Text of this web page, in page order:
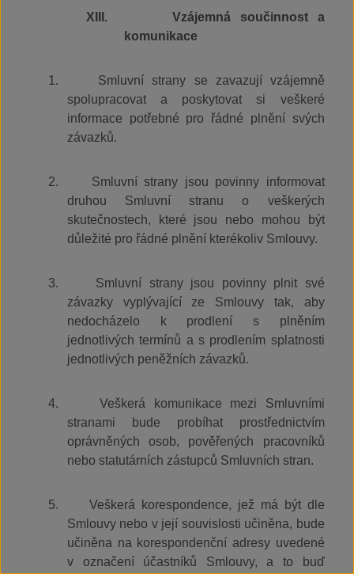
XIII.
Vzájemná součinnost a
komunikace
1.
Smluvní strany se zavazují vzájemně
spolupracovat a poskytovat si veškeré
informace potřebné pro řádné plnění svých
závazků.
2.
Smluvní strany jsou povinny informovat
druhou Smluvní stranu o veškerých
skutečnostech, které jsou nebo mohou být
důležité pro řádné plnění kterékoliv Smlouvy.
3.
Smluvní strany jsou povinny plnit své
závazky vyplývající ze Smlouvy tak, aby
nedocházelo k prodlení s plněním
jednotlivých termínů a s prodlením splatnosti
jednotlivých peněžních závazků.
4.
Veškerá komunikace mezi Smluvními
stranami bude probíhat prostřednictvím
oprávněných osob, pověřených pracovníků
nebo statutárních zástupců Smluvních stran.
5.
Veškerá korespondence, jež má být dle
Smlouvy nebo v její souvislosti učiněna, bude
učiněna na korespondenční adresy uvedené
v označení účastníků Smlouvy, a to buď